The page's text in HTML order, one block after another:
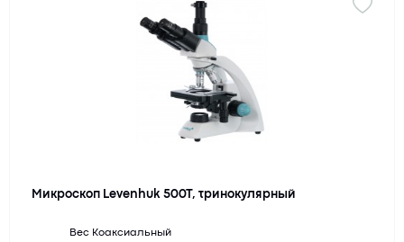
Микроскоп Levenhuk 500T, тринокулярный
Вес Коаксиальный